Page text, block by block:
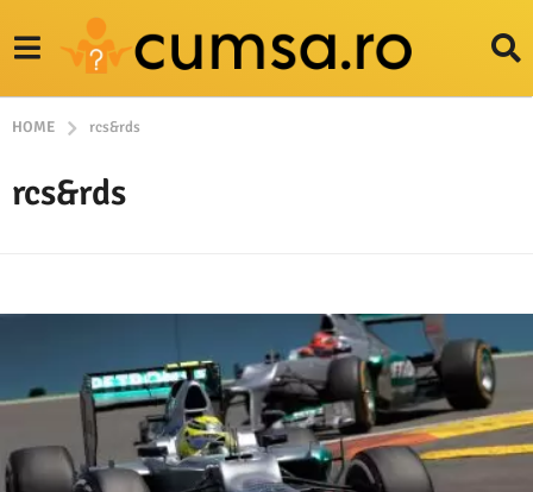
HOME rcs&rds
rcs&rds